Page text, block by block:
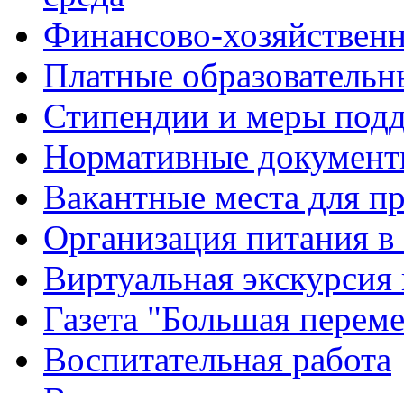
Финансово-
Платные
Стипендии и меры
Нормативные
Вакантные места для
Организация питания в
Виртуальная
Газета "Большая
Воспитательная работа